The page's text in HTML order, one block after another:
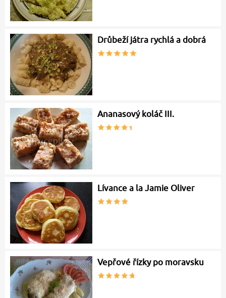
Drůbeží játra rychlá a dobrá
Ananasový koláč III.
Lívance a la Jamie Oliver
Vepřové řízky po moravsku